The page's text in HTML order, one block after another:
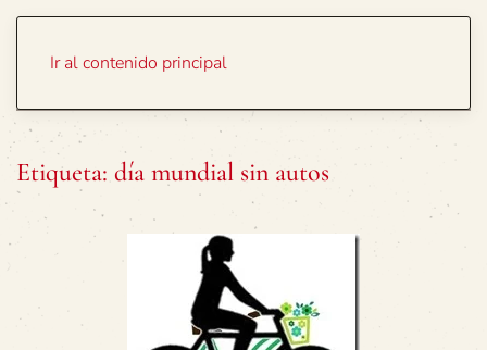
Ir al contenido principal
Etiqueta: día mundial sin autos